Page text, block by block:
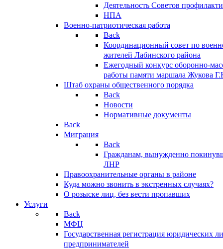
Деятельность Советов
НПА
Военно-патриотическая работа
Back
Координационный совет по
жителей Лабинского района
Ежегодный конкурс оборонно-
работы памяти маршала Жукова
Штаб охраны общественного порядка
Back
Новости
Нормативные документы
Back
Миграция
Back
Гражданам, вынужденно
ЛНР
Правоохранительные органы в районе
Куда можно звонить в экстренных случаях?
О розыске лиц, без вести пропавших
Услуги
Back
МФЦ
Государственная регистрация юридических
предпринимателей